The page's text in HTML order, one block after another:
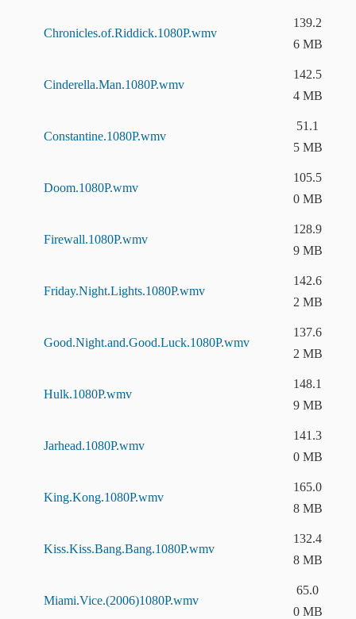
Chronicles.of.Riddick.1080P.wmv
139.2
6 MB
Cinderella.Man.1080P.wmv
142.5
4 MB
Constantine.1080P.wmv
51.1
5 MB
Doom.1080P.wmv
105.5
0 MB
Firewall.1080P.wmv
128.9
9 MB
Friday.Night.Lights.1080P.wmv
142.6
2 MB
Good.Night.and.Good.Luck.1080P.wmv
137.6
2 MB
Hulk.1080P.wmv
148.1
9 MB
Jarhead.1080P.wmv
141.3
0 MB
King.Kong.1080P.wmv
165.0
8 MB
Kiss.Kiss.Bang.Bang.1080P.wmv
132.4
8 MB
Miami.Vice.(2006)1080P.wmv
65.0
0 MB